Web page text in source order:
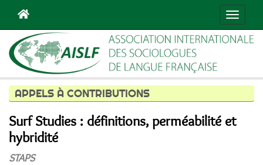
APPELS À CONTRIBUTIONS
Surf Studies : définitions, perméabilité et
hybridité
STAPS